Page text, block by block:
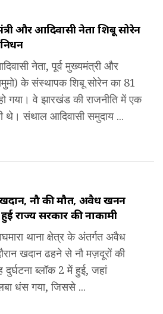
और आदिवासी नेता शिबू सोरेन
नेता, पूर्व मुख्यमंत्री और
के संस्थापक शिबू सोरेन का 81
गया। वे झारखंड की राजनीति में एक
थे। संथाल आदिवासी समुदाय ...
नौ की मौत, अवैध खनन
राज्य सरकार की नाकामी
थाना क्षेत्र के अंतर्गत अवैध
खदान ढहने से नौ मज़दूरों की
दुर्घटना ब्लॉक 2 में हुई, जहां
धंस गया, जिससे ...